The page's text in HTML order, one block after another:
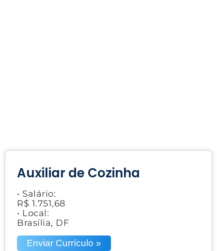
Auxiliar de Cozinha
• Salário:
R$ 1.751,68
• Local:
Brasília, DF
Enviar Currículo »